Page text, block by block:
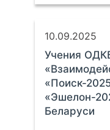
10.09.2025
Учения
«Поиск-
«Эшелон-
Беларуси